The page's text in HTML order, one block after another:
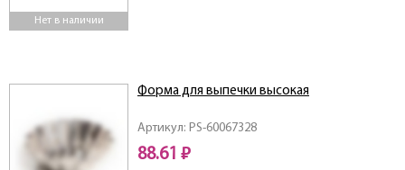
Нет в наличии
Артикул: PS-60067328
Форма для выпечки высокая
88.61 ₽